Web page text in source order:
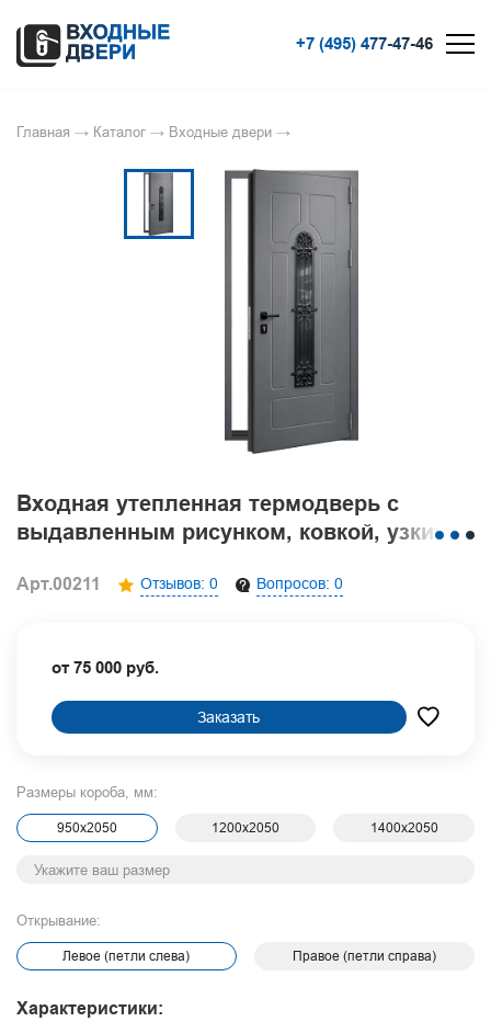
+7 (495) 477-47-46
Главная → Каталог → Входные двери →
Входная утепленная термодверь с
выдавленным рисунком, ковкой, узким
графит
Арт.00211 Отзывов: 0 Вопросов: 0
от 75 000 руб.
Заказать
Размеры короба, мм:
950х2050 1200х2050 1400х2050
Открывание:
Левое (петли слева) Правое (петли справа)
Характеристики: